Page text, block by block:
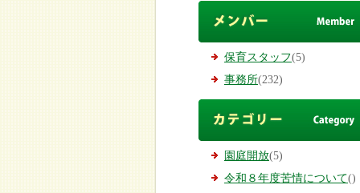
保育スタッフ(5)
事務所(232)
園庭開放(5)
令和８年度苦情について()